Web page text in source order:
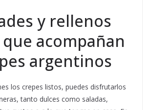
y rellenos
acompañan
argentinos
los crepes listos, puedes disfrutarlos
tanto dulces como saladas,